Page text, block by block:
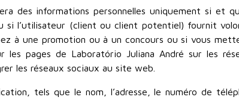
des informations personnelles uniquement si et
l’utilisateur (client ou client potentiel) fournit
à une promotion ou à un concours ou si vous
les pages de Laboratório Juliana André sur les
les réseaux sociaux au site web.
tels que le nom, l’adresse, le numéro de